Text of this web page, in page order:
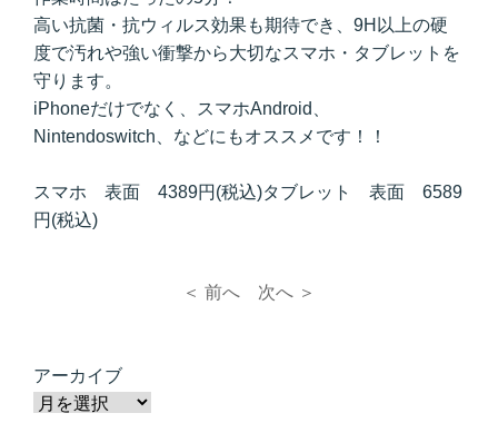
高い抗菌・抗ウィルス効果も期待でき、9H以上の硬
度で汚れや強い衝撃から大切なスマホ・タブレットを
守ります。
iPhoneだけでなく、スマホAndroid、
Nintendoswitch、などにもオススメです！！
スマホ 表面 4389円(税込)タブレット 表面 6589
円(税込)
＜ 前へ 次へ ＞
アーカイブ